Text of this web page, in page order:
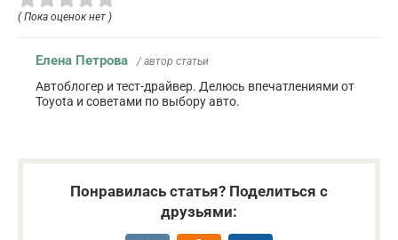
( Пока оценок нет )
Елена Петрова / автор статьи
Автоблогер и тест-драйвер. Делюсь впечатлениями от
Toyota и советами по выбору авто.
Понравилась статья? Поделиться с
друзьями: